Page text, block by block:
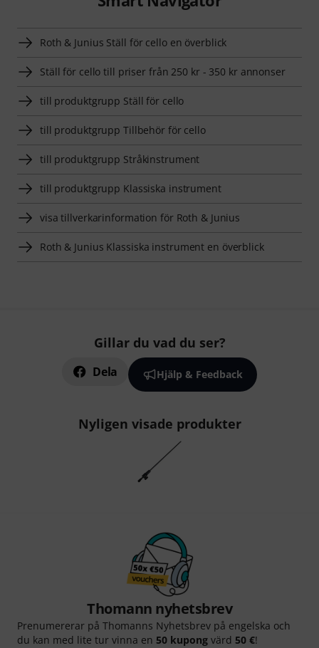
Roth & Junius Ställ för cello en överblick
Ställ för cello till priser från 250 kr - 350 kr annonser
till produktgrupp Ställ för cello
till produktgrupp Tillbehör för cello
till produktgrupp Stråkinstrument
till produktgrupp Klassiska instrument
visa tillverkarinformation för Roth & Junius
Roth & Junius Klassiska instrument en överblick
Gillar du vad du ser?
Dela Hjälp & Feedback
Nyligen visade produkter
Thomann nyhetsbrev
Prenumererar på Thomanns Nyhetsbrev på engelska och
du kan med lite tur vinna en 50 kupong värd 50 €!